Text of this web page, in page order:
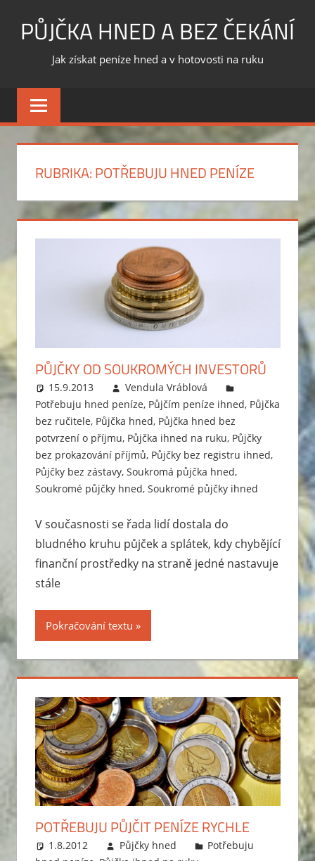
PŮJČKA HNED A BEZ ČEKÁNÍ
Jak získat peníze hned a v hotovosti na ruku
RUBRIKA:POTŘEBUJU HNED PENÍZE
PŮJČKY OD SOUKROMÝCH INVESTORŮ
15.9.2013
Vendula Vráblová
Potřebuju hned peníze, Půjčím peníze ihned, Půjčka
bez ručitele, Půjčka hned, Půjčka hned bez
potvrzení o příjmu, Půjčka ihned na ruku, Půjčky
bez prokazování příjmů, Půjčky bez registru ihned,
Půjčky bez zástavy, Soukromá půjčka hned,
Soukromé půjčky hned, Soukromé půjčky ihned
V současnosti se řada lidí dostala do
bludného kruhu půjček a splátek, kdy chybějící
finanční prostředky na straně jedné nastavuje
stále
Pokračování textu
POTŘEBUJU PŮJČIT PENÍZE RYCHLE
1.8.2012 Půjčky hned
Potřebuju